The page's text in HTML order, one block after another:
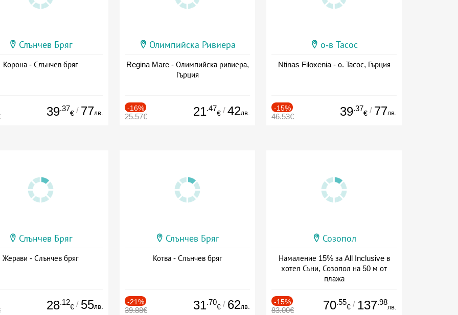
Слънчев Бряг
Корона - Слънчев бряг
39.37
€ / 77лв.
Олимпийска Ривиера
Regina Mare - Олимпийска ривиера,
Гърция
-16%
25.57€ 21.47
€ / 42лв.
о-в Тасос
Ntinas Filoxenia - о. Тасос, Гърция
-15%
46.53€ 39.37
€ / 77лв.
Слънчев Бряг
Жерави - Слънчев бряг
28.12
€ / 55лв.
Слънчев Бряг
Котва - Слънчев бряг
-21%
39.88€ 31.70
€ / 62лв.
Созопол
Намаление 15% за All Inclusive в
хотел Съни, Созопол на 50 м от
плажа
-15%
83.00€ 70.55
€ / 137.98
лв.